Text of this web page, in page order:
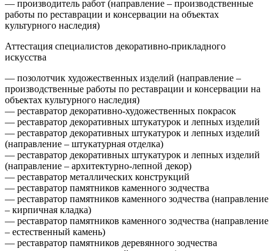
— производитель работ (направление – производственные
работы по реставрации и консервации на объектах
культурного наследия)
Аттестация специалистов декоративно-прикладного
искусства
— позолотчик художественных изделий (направление –
производственные работы по реставрации и консервации на
объектах культурного наследия)
— реставратор декоративно-художественных покрасок
— реставратор декоративных штукатурок и лепных изделий
— реставратор декоративных штукатурок и лепных изделий
(направление – штукатурная отделка)
— реставратор декоративных штукатурок и лепных изделий
(направление – архитектурно-лепной декор)
— реставратор металлических конструкций
— реставратор памятников каменного зодчества
— реставратор памятников каменного зодчества (направление
– кирпичная кладка)
— реставратор памятников каменного зодчества (направление
– естественный камень)
— реставратор памятников деревянного зодчества